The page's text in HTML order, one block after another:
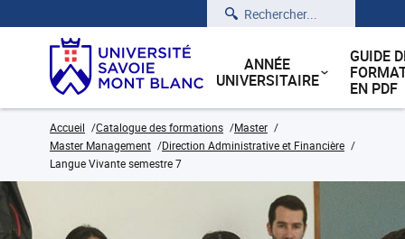
Rechercher
ANNÉE
UNIVERSITAIRE
GUIDE
EN PDF
Accueil Catalogue des formations
Master
Master Management
Direction Administrative et Financière
Langue Vivante semestre 7